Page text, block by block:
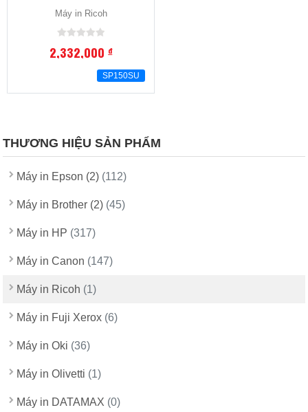
THƯƠNG HIỆU SẢN PHẨM
Máy in Epson (2) (112)
Máy in Brother (2) (45)
Máy in HP (317)
Máy in Canon (147)
Máy in Ricoh (1)
Máy in Fuji Xerox (6)
Máy in Oki (36)
Máy in Olivetti (1)
Máy in DATAMAX (0)
Máy in Ricoh
2,332,000đ
SP150SU